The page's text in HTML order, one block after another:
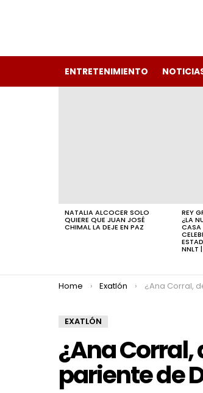
ENTRETENIMIENTO
NATALIA ALCOCER SOLO
QUIERE QUE JUAN JOSÉ
CHIMAL LA DEJE EN PAZ
REY
¿LA
CASA
NNLT
You are here:
Home Exatlón ¿Ana Corral, de Reto 4
EXATLÓN
¿Ana Corral,
pariente de